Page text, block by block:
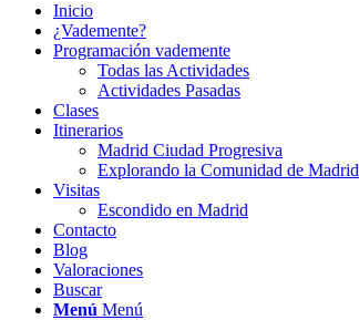
Inicio
¿Vademente?
Programación vademente
Todas las Actividades
Actividades Pasadas
Clases
Itinerarios
Madrid Ciudad Progresiva
Explorando la Comunidad de Madrid
Visitas
Escondido en Madrid
Contacto
Blog
Valoraciones
Buscar
Menú Menú